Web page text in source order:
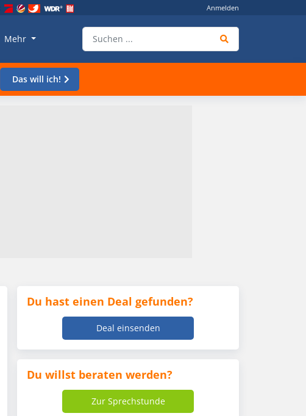
Anmelden
Mehr
Das will ich!
Du hast einen Deal gefunden?
Deal einsenden
Du willst beraten werden?
Zur Sprechstunde